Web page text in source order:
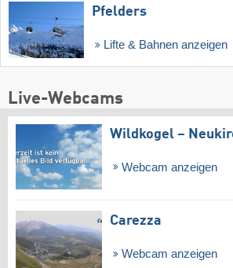
Pfelders
Lifte & Bahnen anzeigen
Live-Webcams
Wildkogel –
Webcam anzeigen
Carezza
Webcam anzeigen